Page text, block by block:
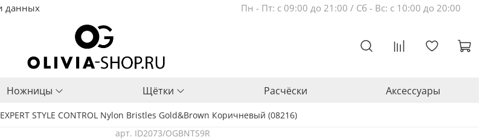
данных Пн - Пт: с 09:00 до 21:00 / Сб - Вс: с 10:00 до 20:00
Ножницы Щётки Расчёски Аксессуары
STYLE CONTROL Nylon Bristles Gold&Brown Коричневый (08216)
арт. ID2073/OGBNTS9R